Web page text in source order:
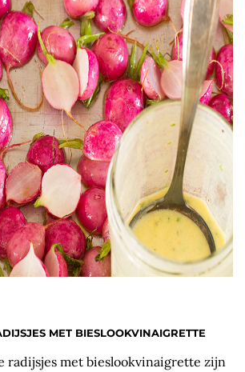
MET BIESLOOKVINAIGRETTE
radijsjes met bieslookvinaigrette zijn